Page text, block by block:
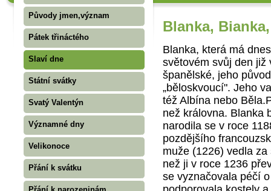
Původy jmen,význam
Pátek třináctého
Slaví dne
Státní svátky
Svatý Valentýn
Významné dny
Velikonoce
Přání k svátku
Blanka,
Blanka, která má
světovém svůj den již
španělské, jeho
„běloskvoucí". Jeho
též Albína nebo
než královna. Blanka
narodila se v roce
pozdějšího
muže (1226) vedla
než ji v roce 1236
se vyznačovala péčí